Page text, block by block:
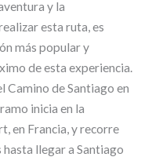
y la
esta ruta, es
más popular y
de esta experiencia.
Camino de Santiago en
inicia en la
en Francia, y recorre
llegar a Santiago